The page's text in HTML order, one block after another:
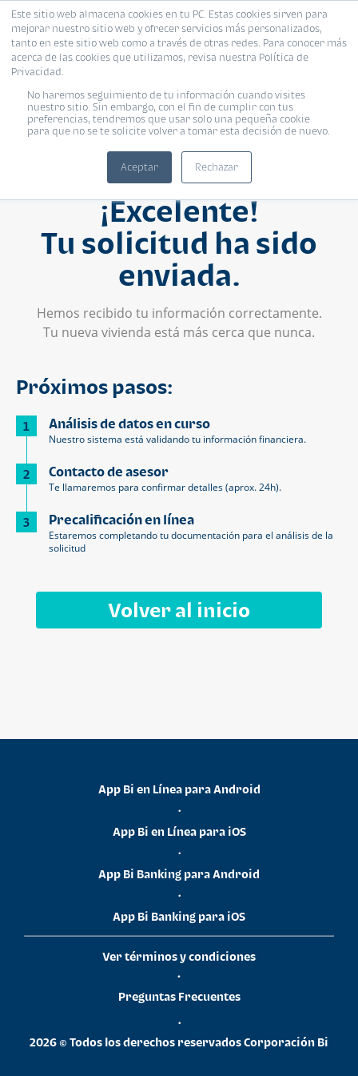
Este sitio web almacena cookies en tu PC. Estas cookies sirven para
mejorar nuestro sitio web y ofrecer servicios más personalizados,
tanto en este sitio web como a través de otras redes. Para conocer más
acerca de las cookies que utilizamos, revisa nuestra Política de
Privacidad.
No haremos seguimiento de tu información cuando visites
nuestro sitio. Sin embargo, con el fin de cumplir con tus
preferencias, tendremos que usar solo una pequeña cookie
para que no se te solicite volver a tomar esta decisión de nuevo.
Aceptar Rechazar
¡Excelente!
Tu solicitud ha sido
enviada.
Hemos recibido tu información correctamente.
Tu nueva vivienda está más cerca que nunca.
Próximos pasos:
1 Análisis de datos en curso
Nuestro sistema está validando tu información financiera.
2 Contacto de asesor
Te llamaremos para confirmar detalles (aprox. 24h).
3 Precalificación en línea
Estaremos completando tu documentación para el análisis de la
solicitud
Volver al inicio
App Bi en Línea para Android
•
App Bi en Línea para iOS
•
App Bi Banking para Android
•
App Bi Banking para iOS
Ver términos y condiciones
•
Preguntas Frecuentes
•
2026 © Todos los derechos reservados Corporación Bi